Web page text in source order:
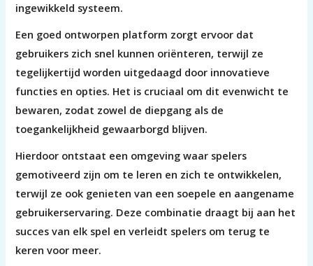
ingewikkeld systeem.
Een goed ontworpen platform zorgt ervoor dat
gebruikers zich snel kunnen oriënteren, terwijl ze
tegelijkertijd worden uitgedaagd door innovatieve
functies en opties. Het is cruciaal om dit evenwicht te
bewaren, zodat zowel de diepgang als de
toegankelijkheid gewaarborgd blijven.
Hierdoor ontstaat een omgeving waar spelers
gemotiveerd zijn om te leren en zich te ontwikkelen,
terwijl ze ook genieten van een soepele en aangename
gebruikerservaring. Deze combinatie draagt bij aan het
succes van elk spel en verleidt spelers om terug te
keren voor meer.